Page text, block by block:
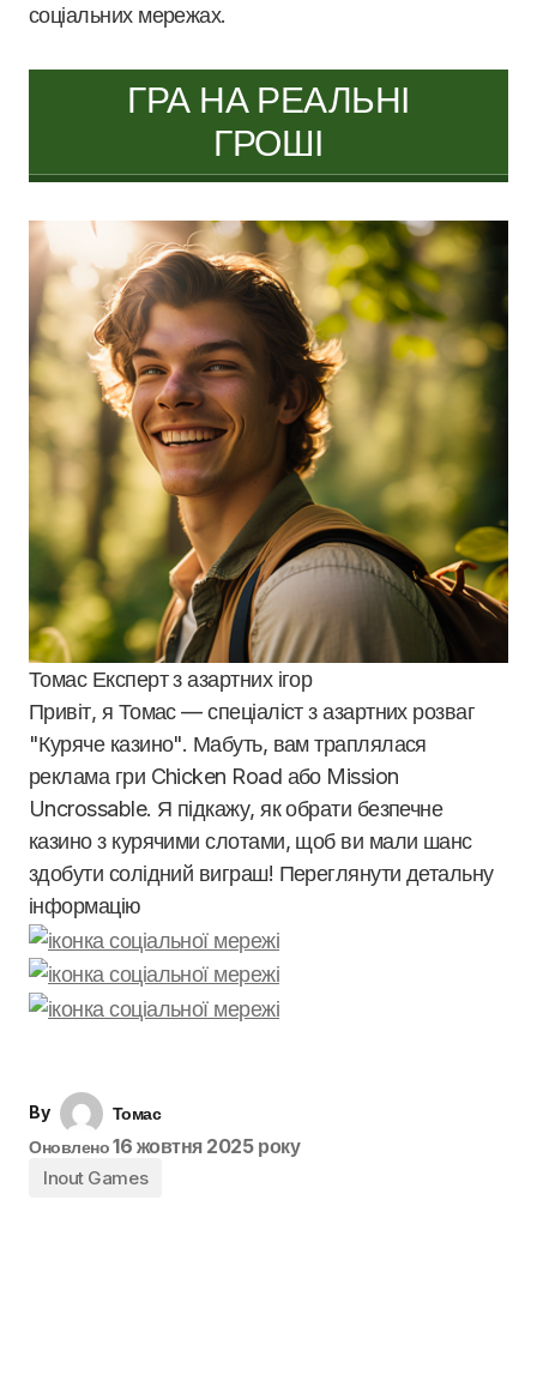
соціальних мережах.
ГРА НА РЕАЛЬНІ
ГРОШІ
Томас Експерт з азартних ігор
Привіт, я Томас — спеціаліст з азартних розваг
"Куряче казино". Мабуть, вам траплялася
реклама гри Chicken Road або Mission
Uncrossable. Я підкажу, як обрати безпечне
казино з курячими слотами, щоб ви мали шанс
здобути солідний виграш! Переглянути детальну
інформацію
By
Томас
Оновлено16 жовтня 2025 року
Inout Games